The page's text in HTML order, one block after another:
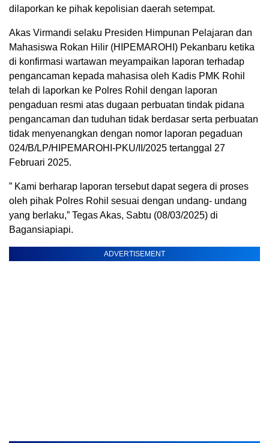
dilaporkan ke pihak kepolisian daerah setempat.
Akas Virmandi selaku Presiden Himpunan Pelajaran dan
Mahasiswa Rokan Hilir (HIPEMAROHI) Pekanbaru ketika
di konfirmasi wartawan meyampaikan laporan terhadap
pengancaman kepada mahasisa oleh Kadis PMK Rohil
telah di laporkan ke Polres Rohil dengan laporan
pengaduan resmi atas dugaan perbuatan tindak pidana
pengancaman dan tuduhan tidak berdasar serta perbuatan
tidak menyenangkan dengan nomor laporan pegaduan
024/B/LP/HIPEMAROHI-PKU/II/2025 tertanggal 27
Februari 2025.
” Kami berharap laporan tersebut dapat segera di proses
oleh pihak Polres Rohil sesuai dengan undang- undang
yang berlaku,” Tegas Akas, Sabtu (08/03/2025) di
Bagansiapiapi.
ADVERTISEMENT